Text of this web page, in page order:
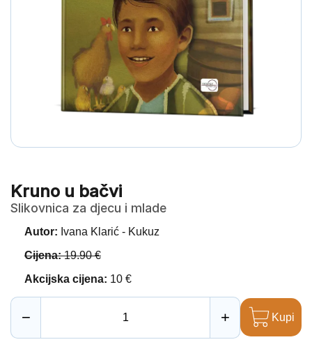
Kruno u bačvi
Slikovnica za djecu i mlade
Autor: Ivana Klarić - Kukuz
Cijena:19.90 €
Akcijska cijena: 10 €
− + Kupi